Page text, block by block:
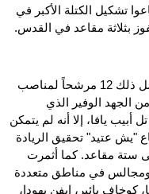
تشكيل الكتلة الأكبر في
بثلاثة مقاعد في القدس.
حزب "يش عتيد" دعم نحو 57 مرشحاً، شمل ذلك 12 مرشحاً لمناصب
الجهد الوفير الذي
أبيب يافا، إلا أنه لم يتمكن
"يش عتيد" تحقيق الريادة
ستة مقاعد. كما أثمرت
في مناطق متعددة
يائير، إيفن يهودا،